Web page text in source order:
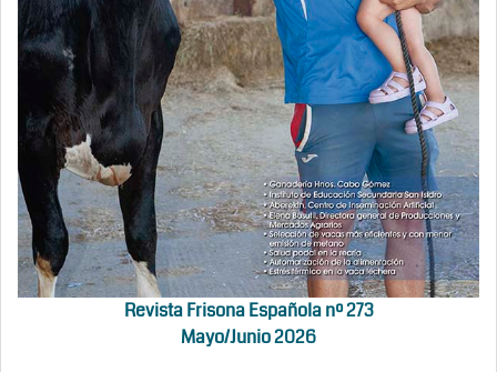
Revista Frisona Española nº 273
Mayo/Junio 2026